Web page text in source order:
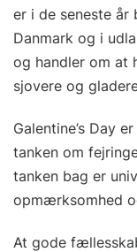
er i de seneste
Danmark og i
og handler om at
sjovere og
Galentine’s Day
tanken om
tanken bag er
opmærksomhed
At gode